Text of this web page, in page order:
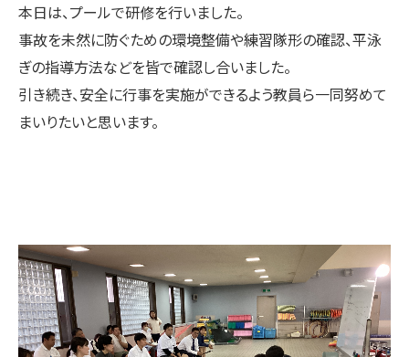
本日は、プールで研修を行いました。
事故を未然に防ぐための環境整備や練習隊形の確認、平泳
ぎの指導方法などを皆で確認し合いました。
引き続き、安全に行事を実施ができるよう教員ら一同努めて
まいりたいと思います。